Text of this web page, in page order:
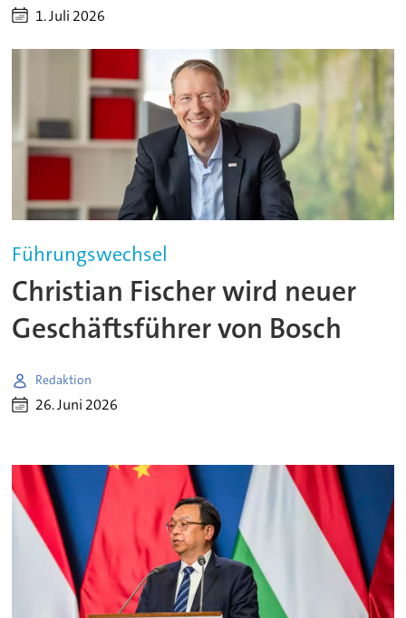
1. Juli 2026
Führungswechsel
Christian Fischer wird neuer
Geschäftsführer von Bosch
Redaktion
26. Juni 2026